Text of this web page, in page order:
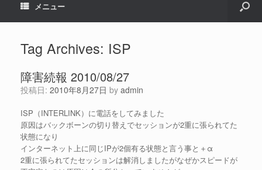
メニュー
Tag Archives: ISP
障害続報 2010/08/27
投稿日: 2010年8月27日 by admin
ISP（INTERLINK）に電話をしてみました
原因はバックボーンの切り替えでセッションが2重に張られてた
状態になり
インターネット上に同じIPが2個有る状態と言う事と＋α
2重に張られてたセッションは解消しましたがなぜかスピードが